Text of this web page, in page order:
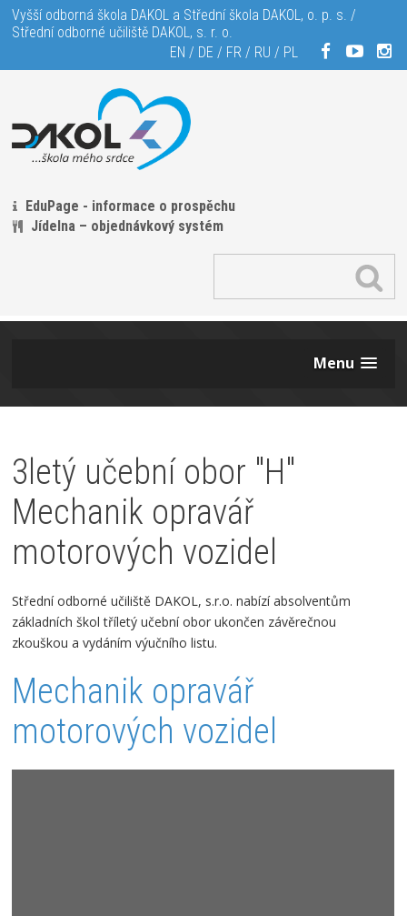
Vyšší odborná škola DAKOL a Střední škola DAKOL, o. p. s. /
Střední odborné učiliště DAKOL, s. r. o.
EN / DE / FR/ RU / PL
EduPage - informace o prospěchu
Jídelna – objednávkový systém
Menu
3letý učební obor "H"
Mechanik opravář
motorových vozidel
Střední odborné učiliště DAKOL, s.r.o. nabízí absolventům
základních škol tříletý učební obor ukončen závěrečnou
zkouškou a vydáním výučního listu.
Mechanik opravář
motorových vozidel